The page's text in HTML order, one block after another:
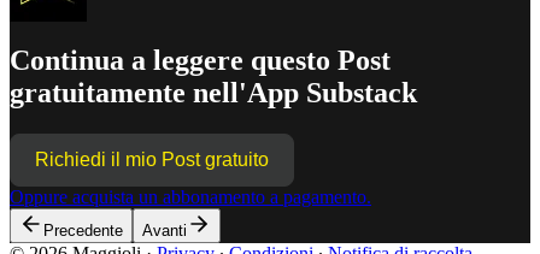
Continua a leggere questo Post
gratuitamente nell'App Substack
Richiedi il mio Post gratuito
Oppure acquista un abbonamento a pagamento.
Precedente Avanti